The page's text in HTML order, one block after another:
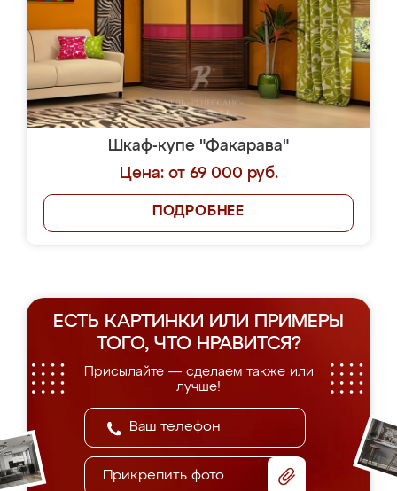
Шкаф-купе "Факарава"
Цена: от 69 000 руб.
ПОДРОБНЕЕ
ЕСТЬ КАРТИНКИ ИЛИ ПРИМЕРЫ
ТОГО, ЧТО НРАВИТСЯ?
Присылайте — сделаем также или
лучше!
Прикрепить фото